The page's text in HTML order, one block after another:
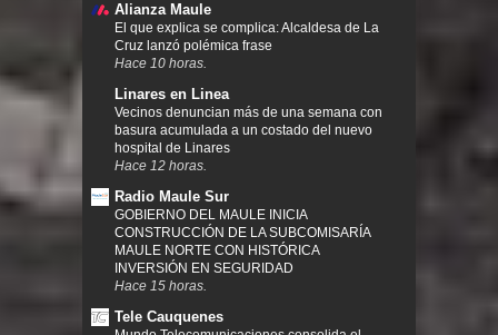
Alianza Maule
El que explica se complica: Alcaldesa de La
Cruz lanzó polémica frase
Hace 10 horas.
Linares en Linea
Vecinos denuncian más de una semana con
basura acumulada a un costado del nuevo
hospital de Linares
Hace 12 horas.
Radio Maule Sur
GOBIERNO DEL MAULE INICIA
CONSTRUCCIÓN DE LA SUBCOMISARÍA
MAULE NORTE CON HISTÓRICA
INVERSIÓN EN SEGURIDAD
Hace 15 horas.
Tele Cauquenes